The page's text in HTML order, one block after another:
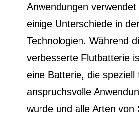
Anwendungen
einige Unterschiede in
Technologien. Während
verbesserte Flutbatterie
eine Batterie, die speziell
anspruchsvolle
wurde und alle Arten von